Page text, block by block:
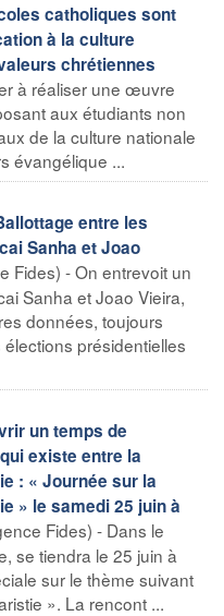
catholiques sont
à la culture
chrétiennes
à réaliser une œuvre
aux étudiants non
de la culture nationale
évangélique ...
entre les
Sanha et Joao
Fides) - On entrevoit un
Sanha et Joao Vieira,
données, toujours
présidentielles
un temps de
existe entre la
: « Journée sur la
» le samedi 25 juin à
Fides) - Dans le
se tiendra le 25 juin à
sur le thème suivant
». La rencont ...